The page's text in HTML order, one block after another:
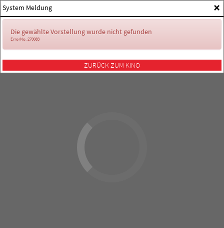
×
System Meldung
Die gewählte Vorstellung wurde nicht gefunden
ErrorNo. 270083
ZURÜCK ZUM KINO